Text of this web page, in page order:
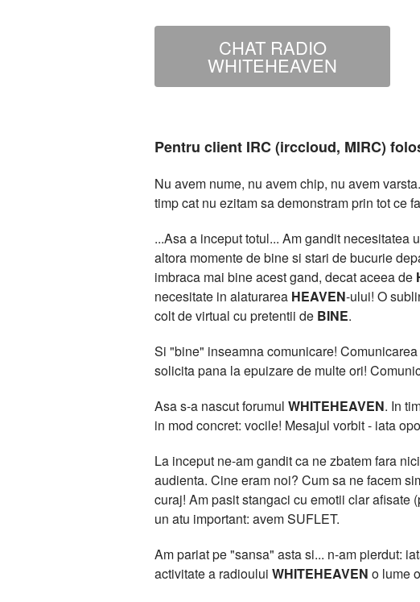
CHAT RADIO
WHITEHEAVEN
Pentru client IRC (irccloud, MIRC)
Nu avem nume, nu avem chip, nu avem
timp cat nu ezitam sa demonstram prin tot ce
...Asa a inceput totul... Am gandit necesitatea
altora momente de bine si stari de bucurie
imbraca mai bine acest gand, decat aceea de
necesitate in alaturarea HEAVEN-ului! O
colt de virtual cu pretentii de BINE.
Si "bine" inseamna comunicare!
solicita pana la epuizare de multe ori!
Asa s-a nascut forumul WHITEHEAVEN. In
in mod concret: vocile! Mesajul vorbit - iata
La inceput ne-am gandit ca ne zbatem fara
audienta. Cine eram noi? Cum sa ne facem
curaj! Am pasit stangaci cu emotii clar afisate
un atu important: avem SUFLET.
Am pariat pe "sansa" asta si... n-am pierdut:
activitate a radioului WHITEHEAVEN o lume